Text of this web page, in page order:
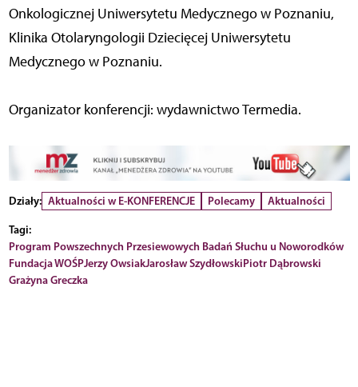
Onkologicznej Uniwersytetu Medycznego w Poznaniu,
Klinika Otolaryngologii Dziecięcej Uniwersytetu
Medycznego w Poznaniu.
Organizator konferencji: wydawnictwo Termedia.
Działy: Aktualności w E-KONFERENCJE Polecamy
Aktualności
Tagi:
Program Powszechnych Przesiewowych Badań Słuchu u Noworodków
Fundacja WOŚPJerzy OwsiakJarosław SzydłowskiPiotr Dąbrowski
Grażyna Greczka